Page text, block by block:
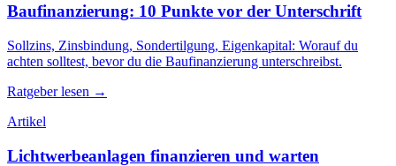
Baufinanzierung: 10 Punkte vor der Unterschrift
Sollzins, Zinsbindung, Sondertilgung, Eigenkapital: Worauf du
achten solltest, bevor du die Baufinanzierung unterschreibst.
Ratgeber lesen →
Artikel
Lichtwerbeanlagen finanzieren und warten